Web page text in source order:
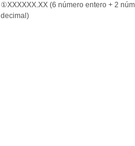
①XXXXXX.XX (6 número entero + 2
decimal)